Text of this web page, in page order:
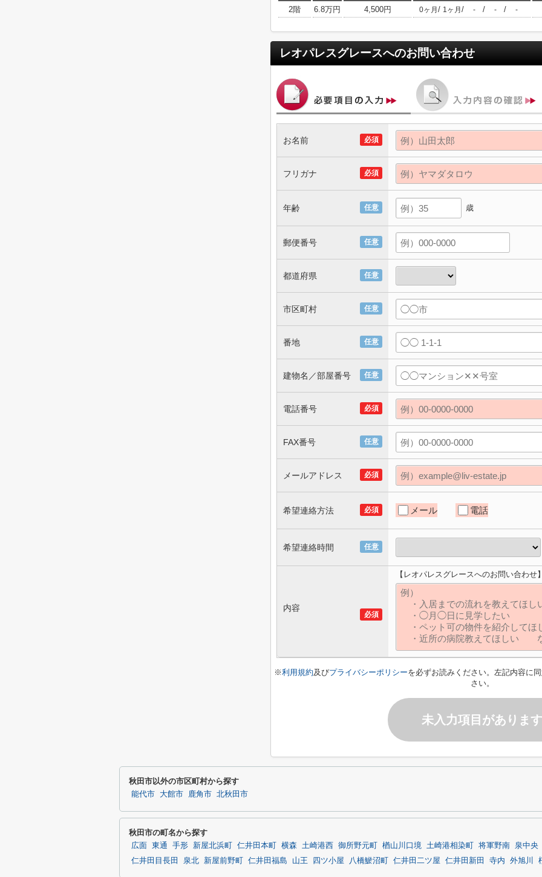
2階
6.8万円 4,500円 0ヶ月 / 1ヶ月 / - / - / -
レオパレスグレースへのお問い合わせ
必須
お名前
必須
フリガナ
任意
年齢 歳
任意
郵便番号
任意
都道府県
任意
市区町村
任意
番地
任意
建物名／部屋番号
必須
電話番号
任意
FAX番号
必須
メールアドレス
必須
希望連絡方法 メール 電話
任意
希望連絡時間
必須
内容
【レオパレスグレースへのお問い合わせ
※利用規約及びプライバシーポリシーを必ずお読みください。左記内容に
さい。
未入力項目があります
秋田市以外の市区町村から探す
能代市 大館市 鹿角市 北秋田市
秋田市の町名から探す
広面 東通 手形 新屋北浜町 仁井田本町 横森 土崎港西 御所野元町 楢山川口境 土崎港相染町 将軍野南
泉中央
仁井田目長田
泉北 新屋前野町 仁井田福島 山王 四ツ小屋 八橋鯲沼町 仁井田二ツ屋 仁井田新田 寺内 外旭川